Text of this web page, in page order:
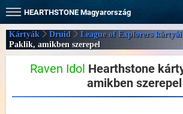
HEARTHSTONE Magyarország
Kártyák Druid League of Explorers kártyái
Paklik, amikben szerepel
Raven Idol Hearthstone
amikben szerepel